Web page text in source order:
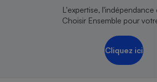
L'expertise,
Choisir Ensemble pour
Cliquez ici